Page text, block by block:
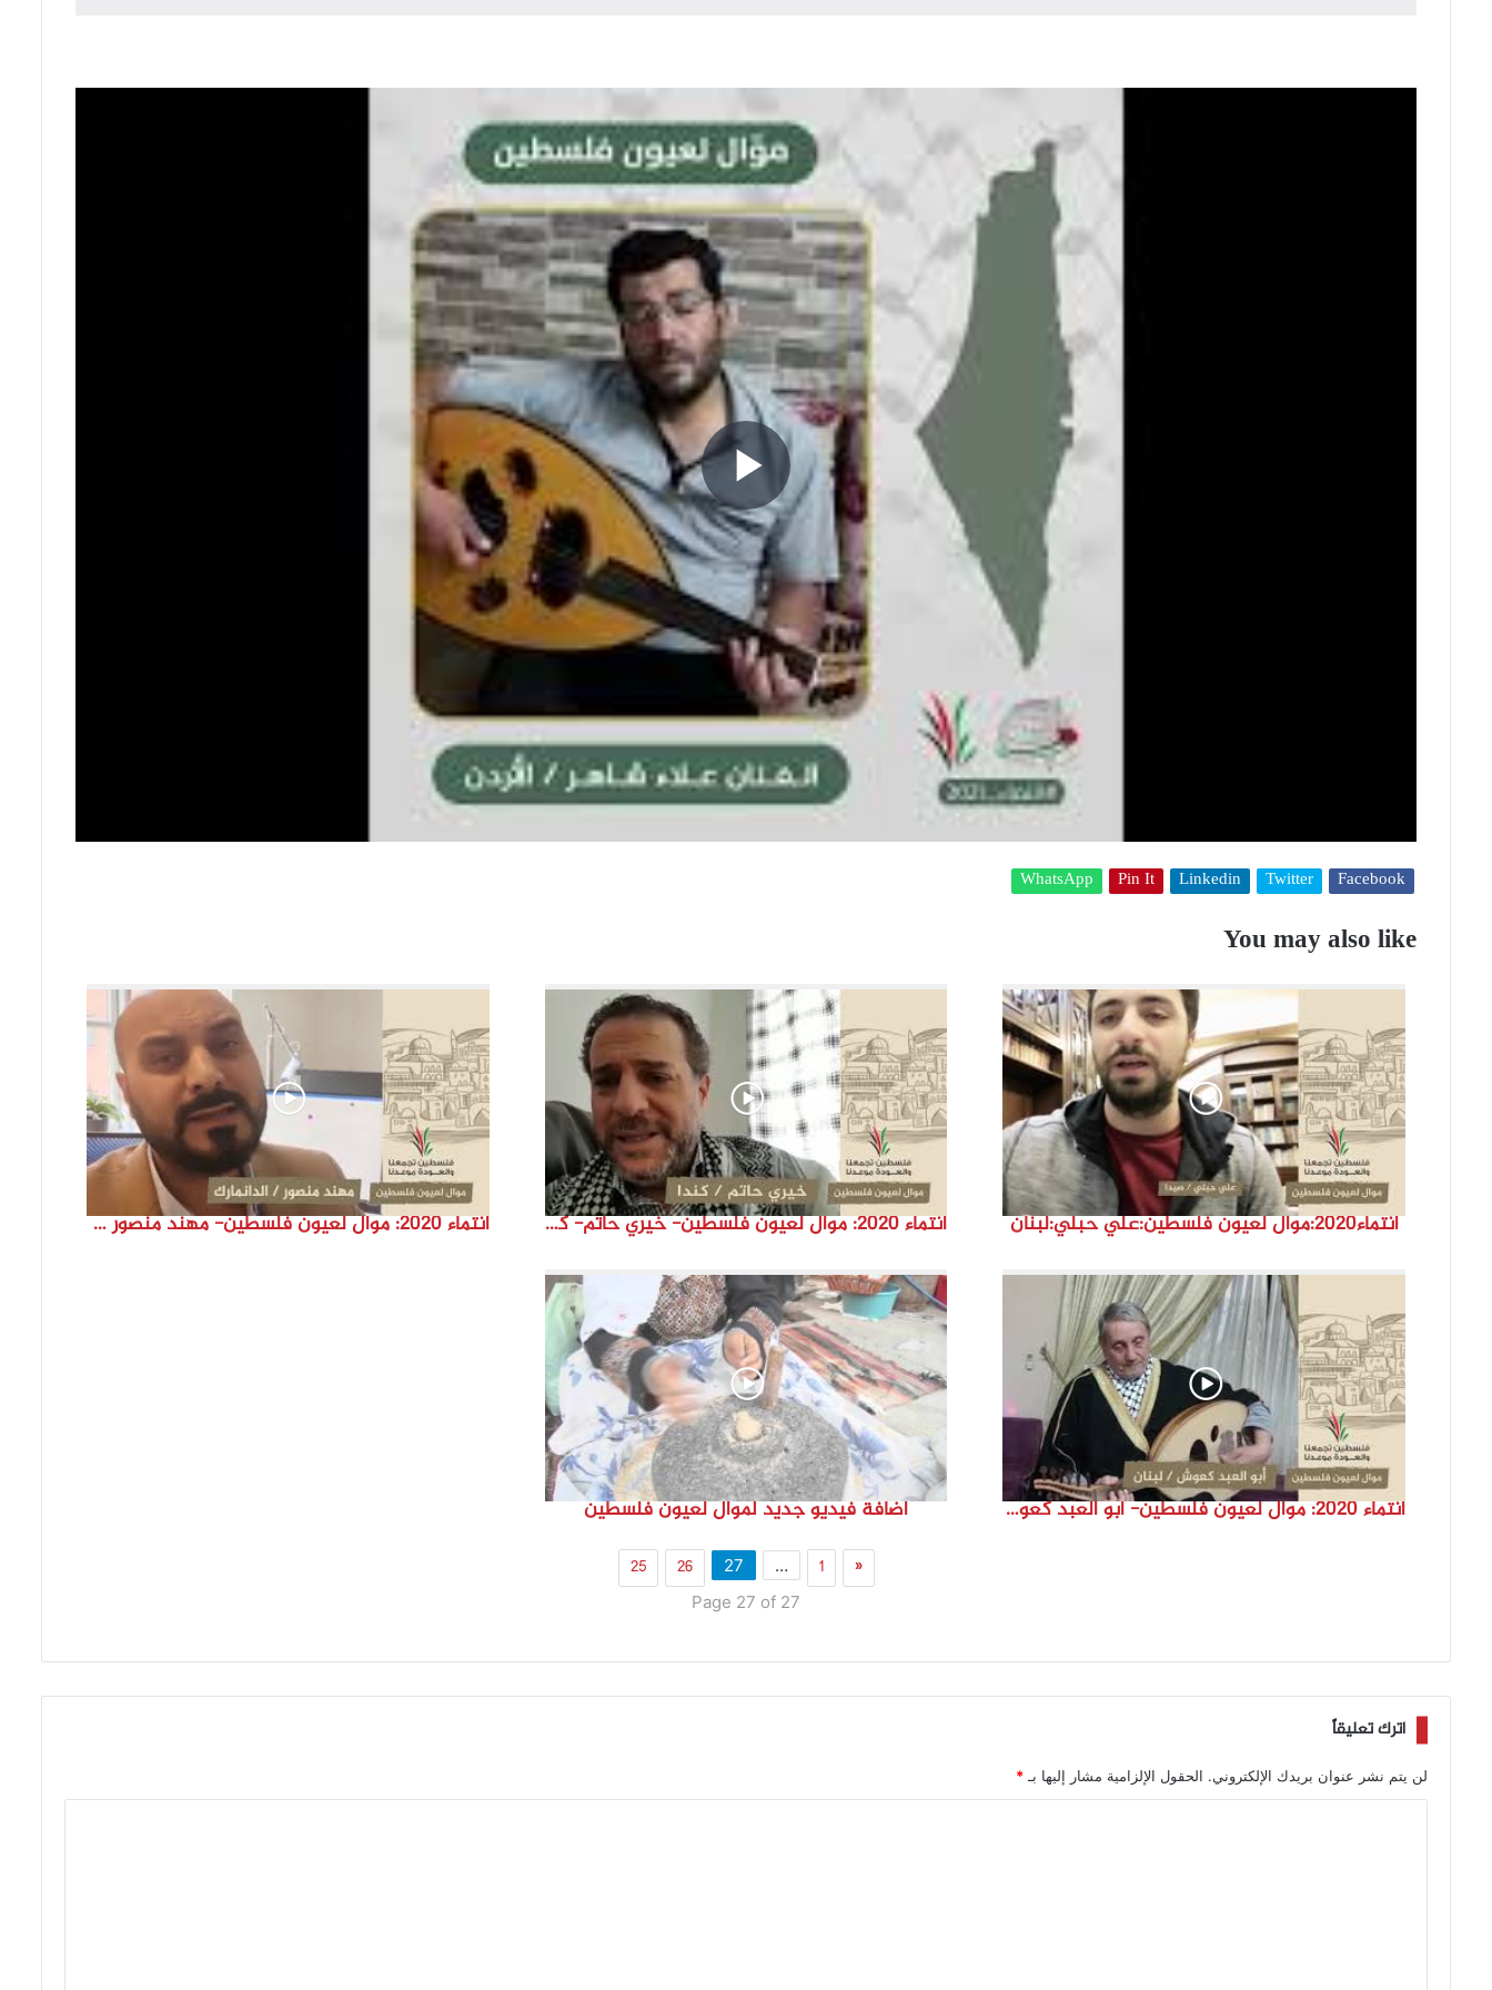
P
l
a
y
e
o
Facebook
Twitter
Linkedin
Pin It
WhatsApp
You may also like
انتماء2020:موال لعيون فلسطين:علي حبلي:لبنان انتماء 2020: موال لعيون فلسطين- خيري حاتم- كندا انتماء 2020: موال لعيون فلسطين- مهند منصور – الدانمارك
انتماء 2020: موال لعيون فلسطين- أبو العبد كعوش- لبنان اضافة فيديو جديد لموال لعيون فلسطين
«
1
…
25 26
27
Page 27 of 27
اترك تعليقاً
لن يتم نشر عنوان بريدك الإلكتروني. الحقول الإلزامية مشار إليها بـ *